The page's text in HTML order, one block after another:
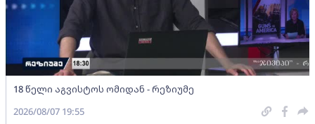
18 წელი აგვისტოს ომიდან - რეზიუმე
2026/08/07 19:55